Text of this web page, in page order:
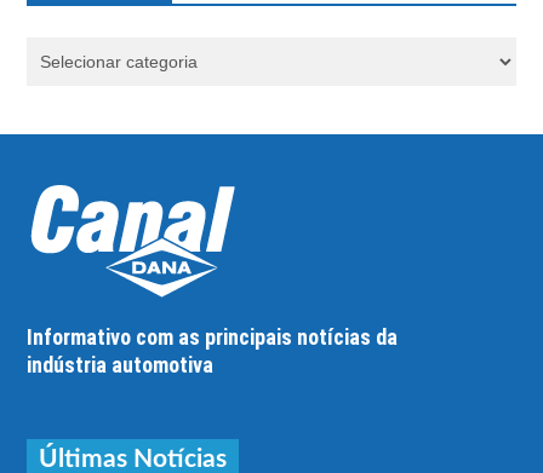
Informativo com as principais notícias da
indústria automotiva
Últimas Notícias